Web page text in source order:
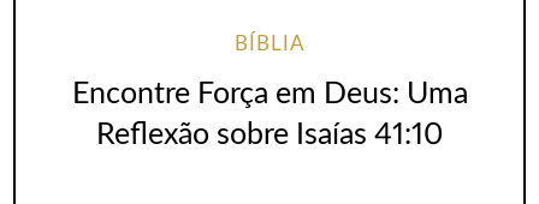
BÍBLIA
Encontre Força em Deus: Uma
Reflexão sobre Isaías 41:10